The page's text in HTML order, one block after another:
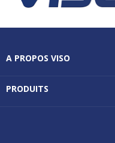
A PROPOS VISO
PRODUITS